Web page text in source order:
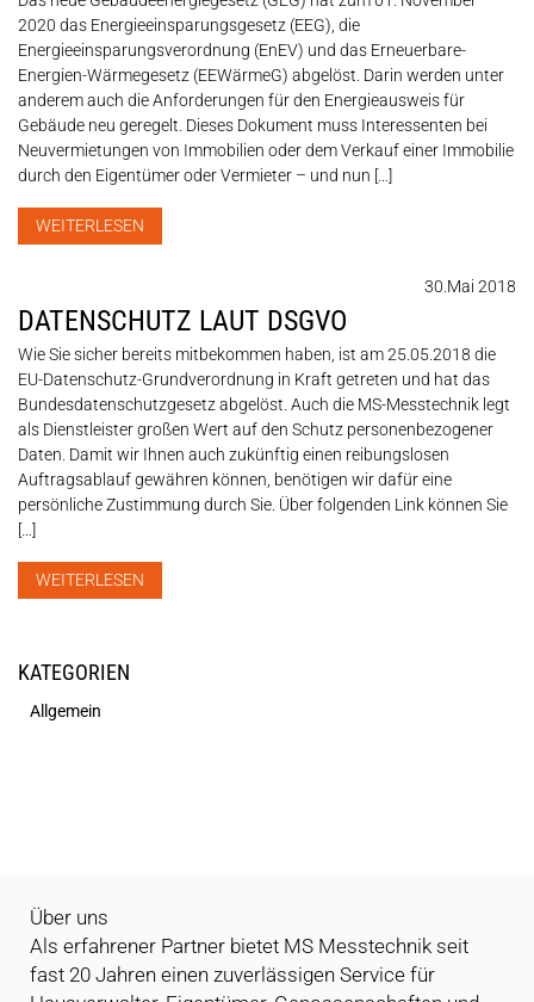
2020 das Energieeinsparungsgesetz (EEG), die
Energieeinsparungsverordnung (EnEV) und das Erneuerbare-
Energien-Wärmegesetz (EEWärmeG) abgelöst. Darin werden unter
anderem auch die Anforderungen für den Energieausweis für
Gebäude neu geregelt. Dieses Dokument muss Interessenten bei
Neuvermietungen von Immobilien oder dem Verkauf einer Immobilie
durch den Eigentümer oder Vermieter – und nun […]
WEITERLESEN
30.Mai 2018
DATENSCHUTZ LAUT DSGVO
Wie Sie sicher bereits mitbekommen haben, ist am 25.05.2018 die
EU-Datenschutz-Grundverordnung in Kraft getreten und hat das
Bundesdatenschutzgesetz abgelöst. Auch die MS-Messtechnik legt
als Dienstleister großen Wert auf den Schutz personenbezogener
Daten. Damit wir Ihnen auch zukünftig einen reibungslosen
Auftragsablauf gewähren können, benötigen wir dafür eine
persönliche Zustimmung durch Sie. Über folgenden Link können Sie
[…]
WEITERLESEN
KATEGORIEN
Allgemein
Über uns
Als erfahrener Partner bietet MS Messtechnik seit
fast 20 Jahren einen zuverlässigen Service für